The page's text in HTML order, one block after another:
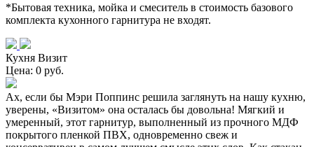
*Бытовая техника, мойка и смеситель в стоимость базового
комплекта кухонного гарнитура не входят.
Кухня Визит
Цена: 0 руб.
Ах, если бы Мэри Поппинс решила заглянуть на нашу кухню,
уверены, «Визитом» она осталась бы довольна! Мягкий и
умеренный, этот гарнитур, выполненный из прочного МДФ
покрытого пленкой ПВХ, одновременно свеж и